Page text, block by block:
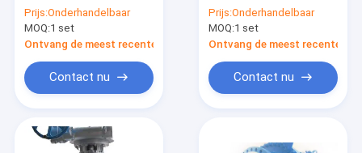
Siliciumgenerator
met
Synchrogenerator
voor
Waterkrachtpost
Prijs:Onderhandelbaar
MOQ:1 set
Ontvang de meest recente Prijs
Contact nu
voorzag Bolklep voor
Mpa 0.6 van een flens
- 16.0 van de
waterdruk
Prijs:Onderhandelbaar
MOQ:1 set
Ontvang de meest recente
Contact nu